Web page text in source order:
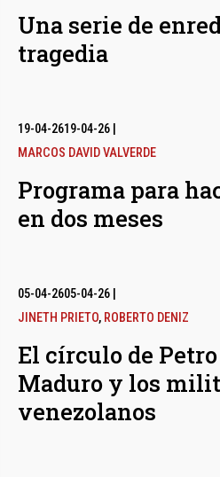
Una serie de
tragedia
19-04-2619-04-26
MARCOS DAVID VALVERDE
Programa para
en dos meses
05-04-2605-04-26
JINETH PRIETO, ROBERTO DENIZ
El círculo de
Maduro y los
venezolanos